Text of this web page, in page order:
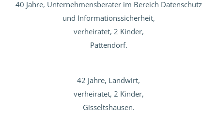
40 Jahre, Unternehmensberater im Bereich Datenschutz
und Informationssicherheit,
verheiratet, 2 Kinder,
Pattendorf.
42 Jahre, Landwirt,
verheiratet, 2 Kinder,
Gisseltshausen.